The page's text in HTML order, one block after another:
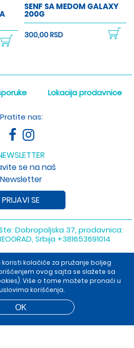
kolačiće za pružanje boljeg
ovog sajta se slažete sa
Više o tome možete pronaći u
korišćenja.
SENF SA MEDOM GALAXY
200G
300,00 RSD
Lokacija prodavnice
Pratite nas:
se na naš
Newsletter
PRIJAVI SE
Dobropoljska 37, prodavnica:
Srbija +381653691014
shopen.com